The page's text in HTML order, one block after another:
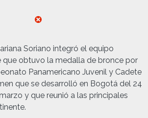
Soriano integró el equipo
que obtuvo la medalla de bronce por
Panamericano Juvenil y Cadete
que se desarrolló en Bogotá del 24
y que reunió a las principales